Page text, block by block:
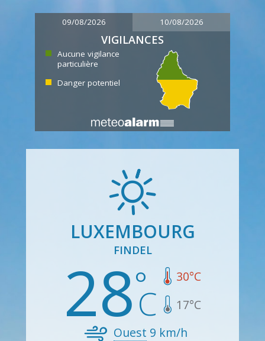
09/08/2026 10/08/2026
VIGILANCES
Aucune vigilance
particulière
Danger potentiel
LUXEMBOURG
FINDEL
28 30°C
17°C
Ouest 9 km/h